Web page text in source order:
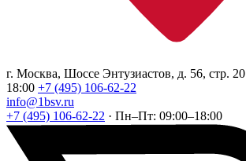
г. Москва, Шоссе Энтузиастов, д. 56, стр. 20
18:00 +7 (495) 106-62-22
info@1bsv.ru
+7 (495) 106-62-22 · Пн–Пт: 09:00–18:00